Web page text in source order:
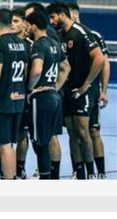
عدسات
آراء حرة
ركن الألعاب
بطولات
أمريكا 2026